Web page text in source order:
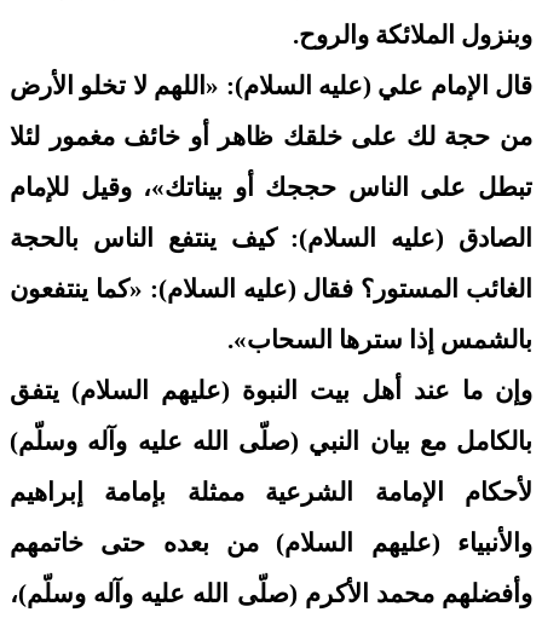
وبنزول الملائكة والروح.
قال الإمام علي (عليه السلام): «اللهم لا تخلو الأرض
من حجة لك على خلقك ظاهر أو خائف مغمور لئلا
تبطل على الناس حججك أو بيناتك»، وقيل للإمام
الصادق (عليه السلام): كيف ينتفع الناس بالحجة
الغائب المستور؟ فقال (عليه السلام): «كما ينتفعون
بالشمس إذا سترها السحاب».
وإن ما عند أهل بيت النبوة (عليهم السلام) يتفق
بالكامل مع بيان النبي (صلّى الله عليه وآله وسلّم)
لأحكام الإمامة الشرعية ممثلة بإمامة إبراهيم
والأنبياء (عليهم السلام) من بعده حتى خاتمهم
وأفضلهم محمد الأكرم (صلّى الله عليه وآله وسلّم)،